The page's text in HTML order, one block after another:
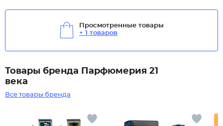
Просмотренные товары
+ 1 товаров
Товары бренда Парфюмерия 21
века
Все товары бренда